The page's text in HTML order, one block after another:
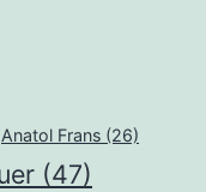
Anatol Frans (26)
(47)